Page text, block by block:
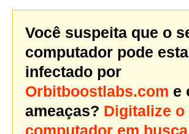
Você suspeita que o
computador pode
infectado por
Orbitboostlabs.com e
ameaças? Digitalize o
computador em